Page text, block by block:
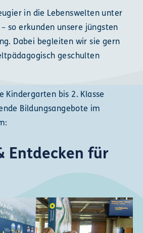
in die Lebenswelten unter
so erkunden unsere jüngsten
Dabei begleiten wir sie gern
geschulten
Kindergarten bis 2. Klasse
Bildungsangebote im
Entdecken für